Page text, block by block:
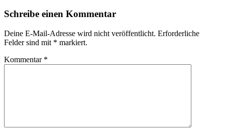
Schreibe einen Kommentar
Deine E-Mail-Adresse wird nicht veröffentlicht. Erforderliche
Felder sind mit * markiert.
Kommentar *